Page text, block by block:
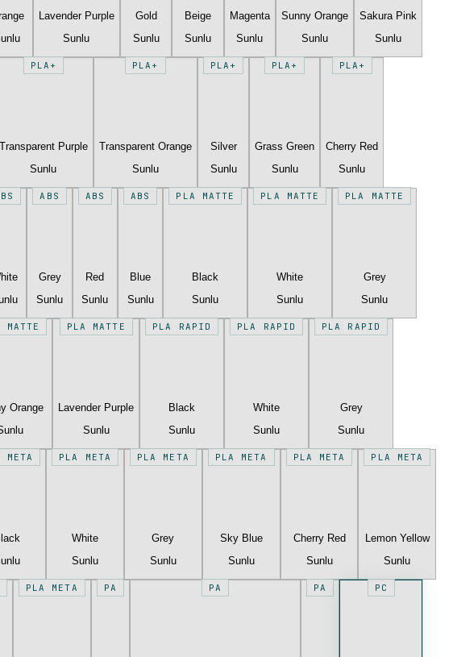
Lavender Purple
Sunlu
Gold
Sunlu
Beige
Sunlu
Magenta
Sunlu
Sunny Orange
Sunlu
Sakura Pink
Sunlu
PLA+
Transparent Purple
Sunlu
PLA+
Transparent Orange
Sunlu
PLA+
Silver
Sunlu
PLA+
Grass Green
Sunlu
PLA+
Cherry Red
Sunlu
ABS
Grey
Sunlu
ABS
Red
Sunlu
ABS
Blue
Sunlu
PLA MATTE
Black
Sunlu
PLA MATTE
White
Sunlu
PLA MATTE
Grey
Sunlu
MATTE
Orange
PLA MATTE
Lavender Purple
Sunlu
PLA RAPID
Black
Sunlu
PLA RAPID
White
Sunlu
PLA RAPID
Grey
Sunlu
META PLA META
White
Sunlu
PLA META
Grey
Sunlu
PLA META
Sky Blue
Sunlu
PLA META
Cherry Red
Sunlu
PLA META
Lemon Yellow
Sunlu
PLA META PA PA PA PC